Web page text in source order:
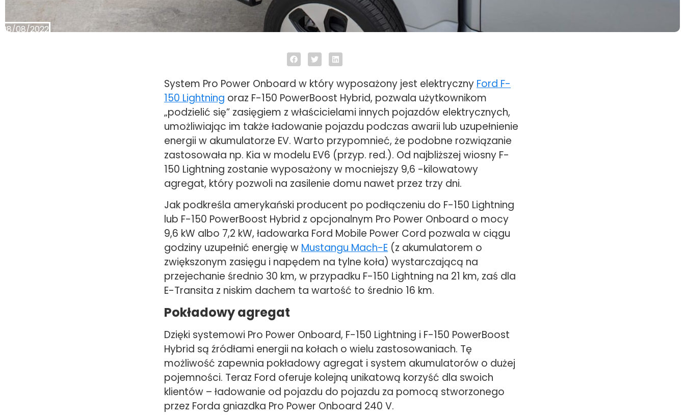
08/08/2022
System Pro Power Onboard w który wyposażony jest elektryczny Ford F-
150 Lightning oraz F-150 PowerBoost Hybrid, pozwala użytkownikom
„podzielić się” zasięgiem z właścicielami innych pojazdów elektrycznych,
umożliwiając im także ładowanie pojazdu podczas awarii lub uzupełnienie
energii w akumulatorze EV. Warto przypomnieć, że podobne rozwiązanie
zastosowała np. Kia w modelu EV6 (przyp. red.). Od najbliższej wiosny F-
150 Lightning zostanie wyposażony w mocniejszy 9,6 -kilowatowy
agregat, który pozwoli na zasilenie domu nawet przez trzy dni.
Jak podkreśla amerykański producent po podłączeniu do F-150 Lightning
lub F-150 PowerBoost Hybrid z opcjonalnym Pro Power Onboard o mocy
9,6 kW albo 7,2 kW, ładowarka Ford Mobile Power Cord pozwala w ciągu
godziny uzupełnić energię wMustangu Mach-E (z akumulatorem o
zwiększonym zasięgu i napędem na tylne koła) wystarczającą na
przejechanie średnio 30 km, w przypadku F-150 Lightning na 21 km, zaś dla
E-Transita z niskim dachem ta wartość to średnio 16 km.
Pokładowy agregat
Dzięki systemowi Pro Power Onboard, F-150 Lightning i F-150 PowerBoost
Hybrid są źródłami energii na kołach o wielu zastosowaniach. Tę
możliwość zapewnia pokładowy agregat i system akumulatorów o dużej
pojemności. Teraz Ford oferuje kolejną unikatową korzyść dla swoich
klientów – ładowanie od pojazdu do pojazdu za pomocą stworzonego
przez Forda gniazdka Pro Power Onboard 240 V.